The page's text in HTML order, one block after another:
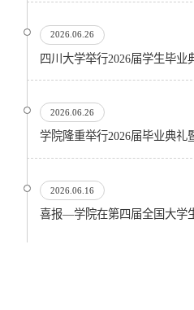
2026.06.26
四川大学举行2026届学生毕业
2026.06.26
学院隆重举行2026届毕业典礼
2026.06.16